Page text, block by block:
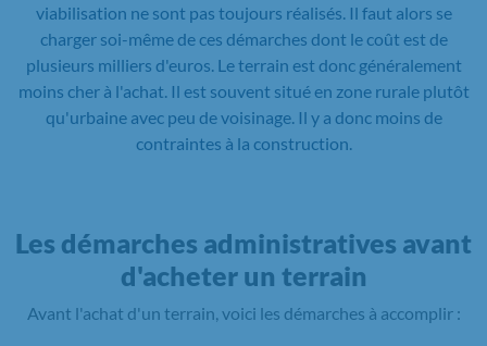
viabilisation ne sont pas toujours réalisés. Il faut alors se
charger soi-même de ces démarches dont le coût est de
plusieurs milliers d'euros. Le terrain est donc généralement
moins cher à l'achat. Il est souvent situé en zone rurale plutôt
qu'urbaine avec peu de voisinage. Il y a donc moins de
contraintes à la construction.
Les démarches administratives avant
d'acheter un terrain
Avant l'achat d'un terrain, voici les démarches à accomplir :